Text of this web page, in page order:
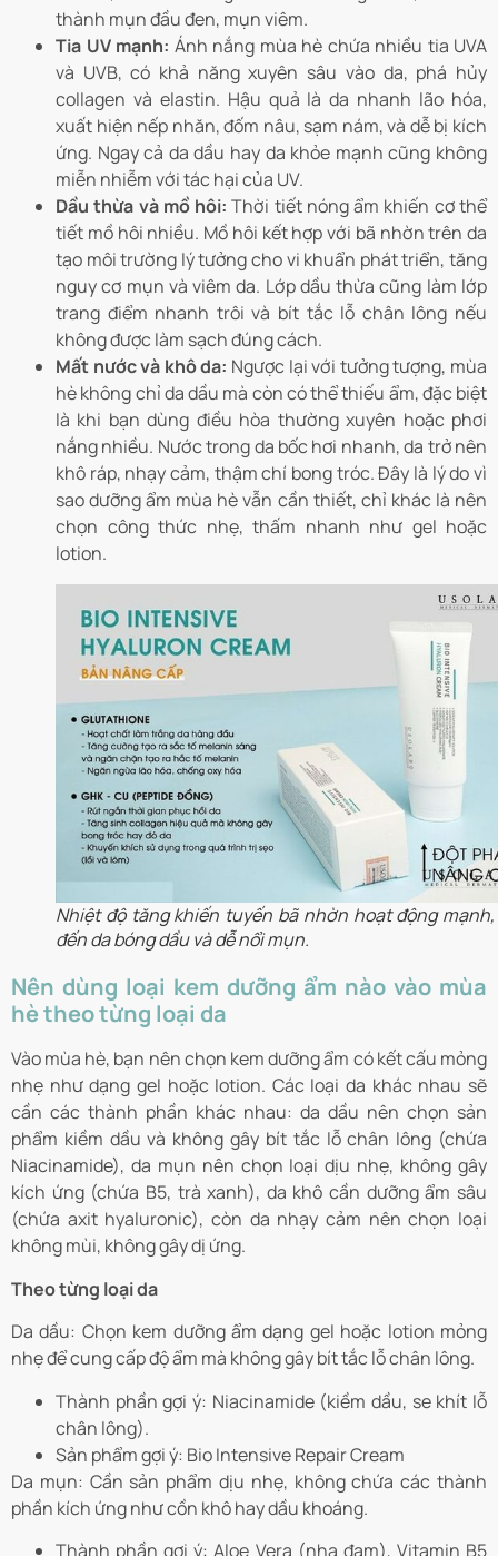
thành mụn đầu đen, mụn viêm.
Tia UV mạnh: Ánh nắng mùa hè chứa nhiều tia UVA
và UVB, có khả năng xuyên sâu vào da, phá hủy
collagen và elastin. Hậu quả là da nhanh lão hóa,
xuất hiện nếp nhăn, đốm nâu, sạm nám, và dễ bị kích
ứng. Ngay cả da dầu hay da khỏe mạnh cũng không
miễn nhiễm với tác hại của UV.
Dầu thừa và mồ hôi:Thời tiết nóng ẩm khiến cơ thể
tiết mồ hôi nhiều. Mồ hôi kết hợp với bã nhờn trên da
tạo môi trường lý tưởng cho vi khuẩn phát triển, tăng
nguy cơ mụn và viêm da. Lớp dầu thừa cũng làm lớp
trang điểm nhanh trôi và bít tắc lỗ chân lông nếu
không được làm sạch đúng cách.
Mất nước và khô da: Ngược lại với tưởng tượng, mùa
hè không chỉ da dầu mà còn có thể thiếu ẩm, đặc biệt
là khi bạn dùng điều hòa thường xuyên hoặc phơi
nắng nhiều. Nước trong da bốc hơi nhanh, da trở nên
khô ráp, nhạy cảm, thậm chí bong tróc. Đây là lý do vì
sao dưỡng ẩm mùa hè vẫn cần thiết, chỉ khác là nên
chọn công thức nhẹ, thấm nhanh như gel hoặc
lotion.
Nhiệt độ tăng khiến tuyến bã nhờn hoạt động
đến da bóng dầu và dễ nổi mụn.
Nên dùng loại kem dưỡng ẩm nào vào mùa
hè theo từng loại da
Vào mùa hè, bạn nên chọn kem dưỡng ẩm có kết cấu mỏng
nhẹ như dạng gel hoặc lotion. Các loại da khác nhau sẽ
cần các thành phần khác nhau: da dầu nên chọn sản
phẩm kiềm dầu và không gây bít tắc lỗ chân lông (chứa
Niacinamide), da mụn nên chọn loại dịu nhẹ, không gây
kích ứng (chứa B5, trà xanh), da khô cần dưỡng ẩm sâu
(chứa axit hyaluronic), còn da nhạy cảm nên chọn loại
không mùi, không gây dị ứng.
Theo từng loại da
Da dầu: Chọn kem dưỡng ẩm dạng gel hoặc lotion mỏng
nhẹ để cung cấp độ ẩm mà không gây bít tắc lỗ chân lông.
Thành phần gợi ý: Niacinamide (kiềm dầu, se khít lỗ
chân lông).
Sản phẩm gợi ý: Bio Intensive Repair Cream
Da mụn: Cần sản phẩm dịu nhẹ, không chứa các thành
phần kích ứng như cồn khô hay dầu khoáng.
Thành phần gợi ý: Aloe Vera (nha đam), Vitamin B5